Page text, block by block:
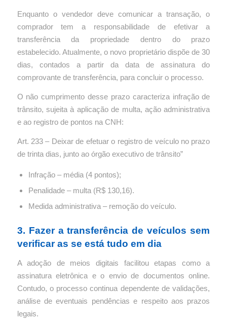
Enquanto o vendedor deve comunicar a transação, o
comprador tem a responsabilidade de efetivar a
transferência da propriedade dentro do prazo
estabelecido. Atualmente, o novo proprietário dispõe de 30
dias, contados a partir da data de assinatura do
comprovante de transferência, para concluir o processo.
O não cumprimento desse prazo caracteriza infração de
trânsito, sujeita à aplicação de multa, ação administrativa
e ao registro de pontos na CNH:
Art. 233 – Deixar de efetuar o registro de veículo no prazo
de trinta dias, junto ao órgão executivo de trânsito”
Infração – média (4 pontos);
Penalidade – multa (R$ 130,16).
Medida administrativa – remoção do veículo.
3. Fazer a transferência de veículos sem
verificar as se está tudo em dia
A adoção de meios digitais facilitou etapas como a
assinatura eletrônica e o envio de documentos online.
Contudo, o processo continua dependente de validações,
análise de eventuais pendências e respeito aos prazos
legais.